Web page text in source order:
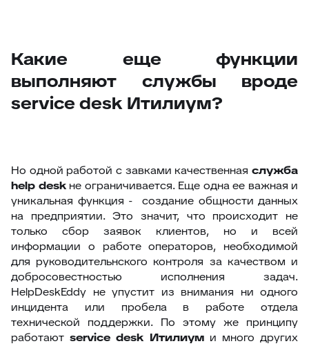
Какие еще функции
выполняют службы вроде
service desk Итилиум?
Но одной работой с завками качественная служба
help deskне ограничивается. Еще одна ее важная и
уникальная функция - создание общности данных
на предприятии. Это значит, что происходит не
только сбор заявок клиентов, но и всей
информации о работе операторов, необходимой
для руководительнского контроля за качеством и
добросовестностью исполнения задач.
HelpDeskEddy не упустит из внимания ни одного
инцидента или пробела в работе отдела
технической поддержки. По этому же принципу
работаютservice desk Итилиуми много других